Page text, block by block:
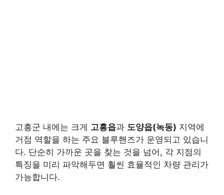
고흥군 내에는 크게 고흥읍과 도양읍(녹동) 지역에
거점 역할을 하는 주요 블루핸즈가 운영되고 있습니
다. 단순히 가까운 곳을 찾는 것을 넘어, 각 지점의
특징을 미리 파악해두면 훨씬 효율적인 차량 관리가
가능합니다.